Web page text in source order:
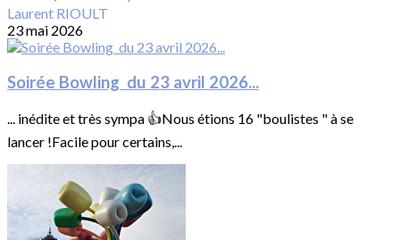
Laurent RIOULT
23 mai 2026
Soirée Bowling du 23 avril 2026...
... inédite et très sympa 👍Nous étions 16 "boulistes " à se
lancer !Facile pour certains,...